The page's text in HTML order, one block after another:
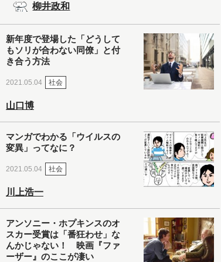
柳井政和
新年度で登場した「どうして
もソリが合わない同僚」と付
き合う方法
2021.05.04 社会
山口博
マンガでわかる「ウイルスの
変異」ってなに？
2021.05.04 社会
川上浩一
アンソニー・ホプキンスのオ
スカー受賞は「番狂わせ」な
んかじゃない！ 映画『ファ
ーザー』のここが凄い